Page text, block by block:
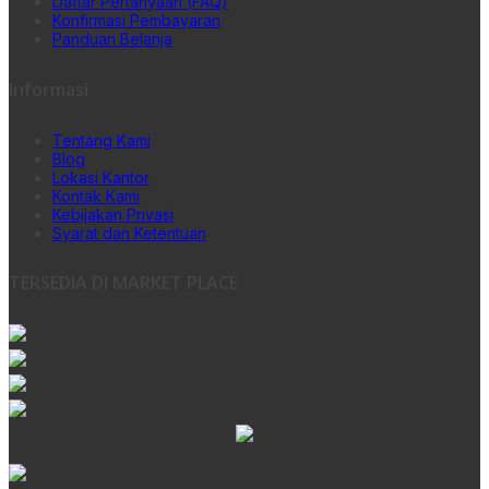
Konfirmasi Pembayaran
Panduan Belanja
Tentang Kami
Blog
Lokasi Kantor
Kontak Kami
Kebijakan Privasi
Syarat dan Ketentuan